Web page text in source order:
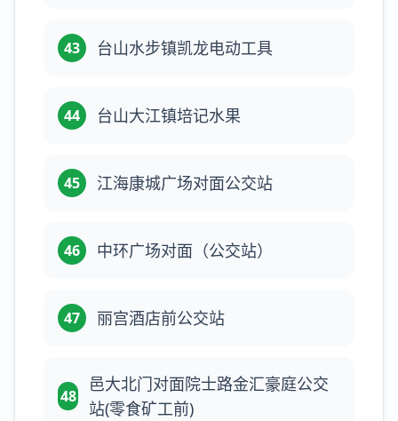
43 台山水步镇凯龙电动工具
44 台山大江镇培记水果
45 江海康城广场对面公交站
46 中环广场对面（公交站）
47 丽宫酒店前公交站
48
邑大北门对面院士路金汇豪庭公交
站(零食矿工前)